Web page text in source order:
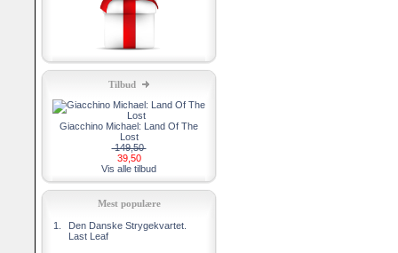
Tilbud
Giacchino Michael: Land Of The
Lost
149,50
39,50
Vis alle tilbud
Mest populære
1.
Den Danske Strygekvartet.
Last Leaf